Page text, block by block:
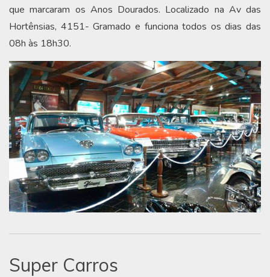
que marcaram os Anos Dourados. Localizado na Av das
Hortênsias, 4151- Gramado e funciona todos os dias das
08h às 18h30.
Super Carros